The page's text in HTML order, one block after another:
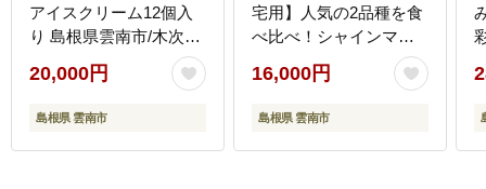
アイスクリーム12個入
り 島根県雲南市/木次乳
業有限会社 [AIBH008]
20,000円
島根県 雲南市
宅用】人気の2品種を食
べ比べ！シャインマス
カット 1房 クイーンニ
ーナ 1房（約950g）簡
易包装 訳あり 島根県雲
[AIAB013]
16,000円
島根県 雲南市